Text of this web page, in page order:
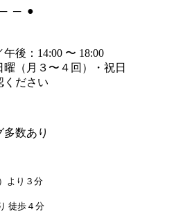
─ ─ ●
後：14:00 〜 18:00
曜（月３〜４回）・祝日
ださい
数あり
より３分
徒歩４分